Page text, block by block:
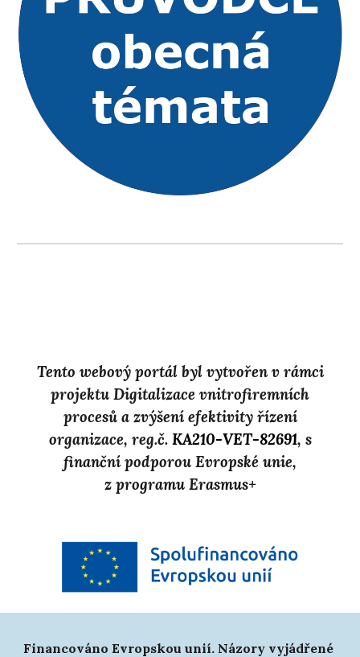
Tento webový portál byl vytvořen v rámci
projektu Digitalizace vnitrofiremních
procesů a zvýšení efektivity řízení
organizace, reg.č. KA210-VET-82691, s
finanční podporou Evropské unie,
z programu Erasmus+
Financováno Evropskou unií. Názory vyjádřené